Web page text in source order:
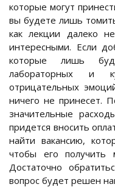
которые могут
вы будете лишь
как лекции далеко
интересными. Если
которые лишь
лабораторных и
отрицательных
ничего не принесет.
значительные
придется вносить
найти вакансию,
чтобы его
Достаточно
вопрос будет решен